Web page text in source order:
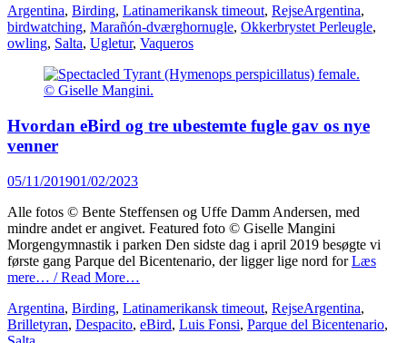
Categories
Argentina, Birding, Latinamerikansk timeout, RejseTags
Argentina,
birdwatching, Marañón-dværghornugle, Okkerbrystet Perleugle,
owling, Salta, Ugletur, Vaqueros
Hvordan eBird og tre ubestemte fugle gav os nye
venner
Posted
05/11/201901/02/2023
Alle fotos © Bente Steffensen og Uffe Damm Andersen, med
mindre andet er angivet. Featured foto © Giselle Mangini
Morgengymnastik i parken Den sidste dag i april 2019 besøgte vi
første gang Parque del Bicentenario, der ligger lige nord forLæs
mere… / Read More…
Categories
Argentina, Birding, Latinamerikansk timeout, RejseTags
Argentina,
Brilletyran, Despacito, eBird, Luis Fonsi, Parque del Bicentenario,